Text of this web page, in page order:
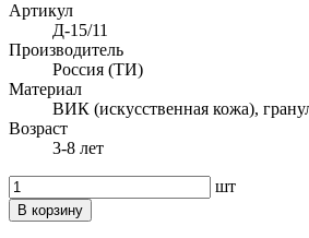
Артикул
Д-15/11
Производитель
Россия (ТИ)
Материал
ВИК (искусственная кожа),
Возраст
3-8 лет
шт
В корзину